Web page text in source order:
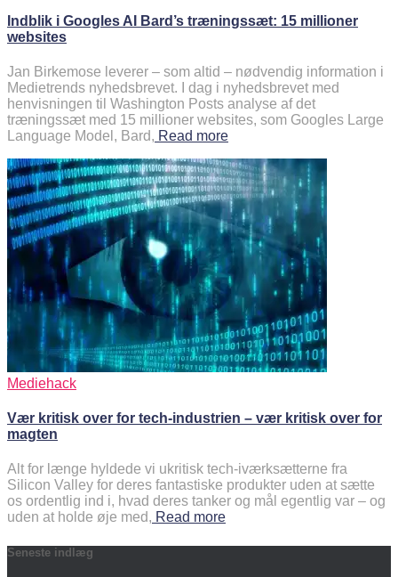
Indblik i Googles AI Bard’s træningssæt: 15 millioner
websites
Jan Birkemose leverer – som altid – nødvendig information i
Medietrends nyhedsbrevet. I dag i nyhedsbrevet med
henvisningen til Washington Posts analyse af det
træningssæt med 15 millioner websites, som Googles Large
Language Model, Bard, Read more
Mediehack
Vær kritisk over for tech-industrien – vær kritisk over for
magten
Alt for længe hyldede vi ukritisk tech-iværksætterne fra
Silicon Valley for deres fantastiske produkter uden at sætte
os ordentlig ind i, hvad deres tanker og mål egentlig var – og
uden at holde øje med, Read more
Seneste indlæg